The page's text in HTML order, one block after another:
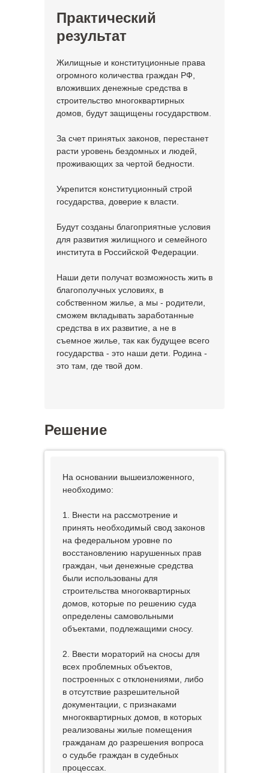
Практический
результат
Жилищные и конституционные права
огромного количества граждан РФ,
вложивших денежные средства в
строительство многоквартирных
домов, будут защищены государством.
За счет принятых законов, перестанет
расти уровень бездомных и людей,
проживающих за чертой бедности.
Укрепится конституционный строй
государства, доверие к власти.
Будут созданы благоприятные условия
для развития жилищного и семейного
института в Российской Федерации.
Наши дети получат возможность жить в
благополучных условиях, в
собственном жилье, а мы - родители,
сможем вкладывать заработанные
средства в их развитие, а не в
съемное жилье, так как будущее всего
государства - это наши дети. Родина -
это там, где твой дом.
Решение
На основании вышеизложенного,
необходимо:
1. Внести на рассмотрение и
принять необходимый свод законов
на федеральном уровне по
восстановлению нарушенных прав
граждан, чьи денежные средства
были использованы для
строительства многоквартирных
домов, которые по решению суда
определены самовольными
объектами, подлежащими сносу.
2. Ввести мораторий на сносы для
всех проблемных объектов,
построенных с отклонениями, либо
в отсутствие разрешительной
документации, с признаками
многоквартирных домов, в которых
реализованы жилые помещения
гражданам до разрешения вопроса
о судьбе граждан в судебных
процессах.